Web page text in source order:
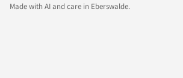
Made with AI and care in Eberswalde.